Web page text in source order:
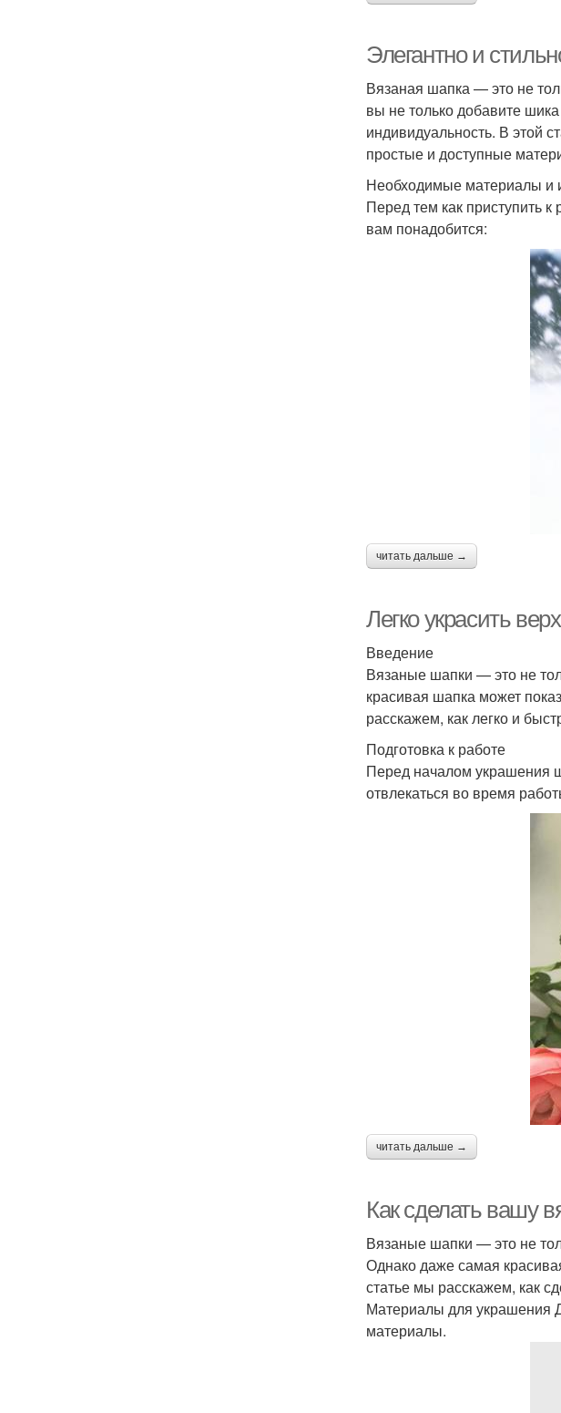
Элегантно и
Вязаная шапка — это не
вы не только добавите
индивидуальность. В этой
простые и доступные
Необходимые материалы и
Перед тем как приступить
вам понадобится:
читать дальше →
Легко украсить
Введение
Вязаные шапки — это не
красивая шапка может
расскажем, как легко и
Подготовка к работе
Перед началом украшения
отвлекаться во время
читать дальше →
Как сделать вашу
Вязаные шапки — это не
Однако даже самая
статье мы расскажем, как
Материалы для украшения
материалы.